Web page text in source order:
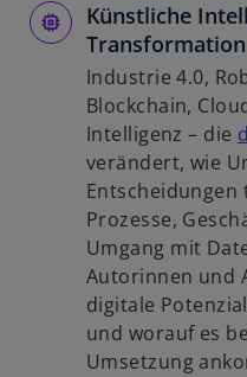
Künstliche
Transformation
Industrie 4.0,
Blockchain,
Intelligenz – die
verändert, wie
Prozesse,
Umgang mit
Autorinnen und
digitale
und worauf es
Umsetzung